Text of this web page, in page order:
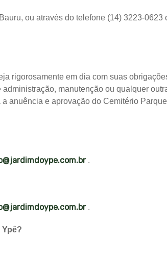
ou através do telefone (14) 3223-0623
rigorosamente em dia com suas
manutenção ou qualquer
anuência e aprovação do Cemitério
.
.